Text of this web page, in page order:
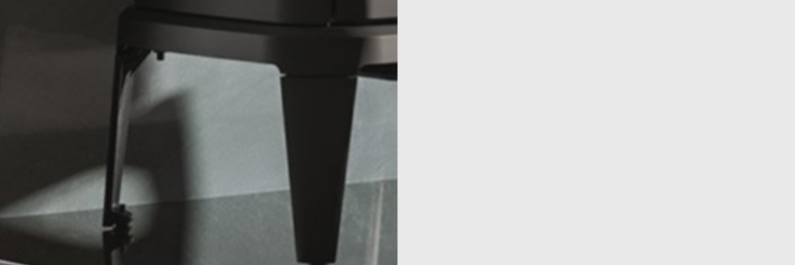
PRIMES & FINANCEMENTS
MISE AUX NORMES
CERTIFICATIONS